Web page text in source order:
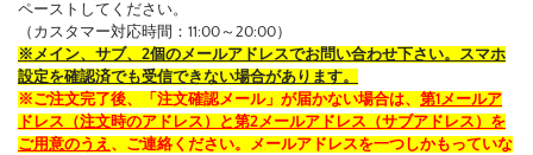
ペーストしてください。
（カスタマー対応時間：11:00～20:00）
※メイン、サブ、2個のメールアドレスでお問い合わせ下さい。スマホ
設定を確認済でも受信できない場合があります。
※ご注文完了後、「注文確認メール」が届かない場合は、 第1メールア
ドレス（注文時のアドレス）と第2メールアドレス（サブアドレス）を
ご用意のうえ 、ご連絡ください。メールアドレスを一つしかもっていな